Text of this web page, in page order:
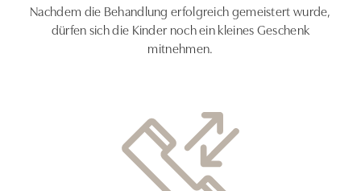
Nachdem die Behandlung erfolgreich gemeistert wurde,
dürfen sich die Kinder noch ein kleines Geschenk
mitnehmen.